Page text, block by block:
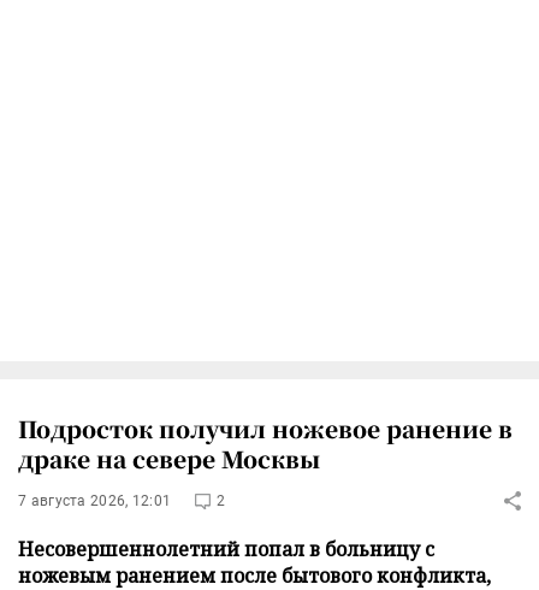
Подросток получил ножевое ранение в
драке на севере Москвы
7 августа 2026, 12:01 2
Несовершеннолетний попал в больницу с
ножевым ранением после бытового конфликта,